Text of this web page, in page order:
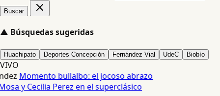
Buscar
▲ Búsquedas sugeridas
Huachipato Deportes Concepción Fernández Vial UdeC Biobío
VIVO
Momento bullalbo: el jocoso abrazo
y Cecilia Perez en el superclásico